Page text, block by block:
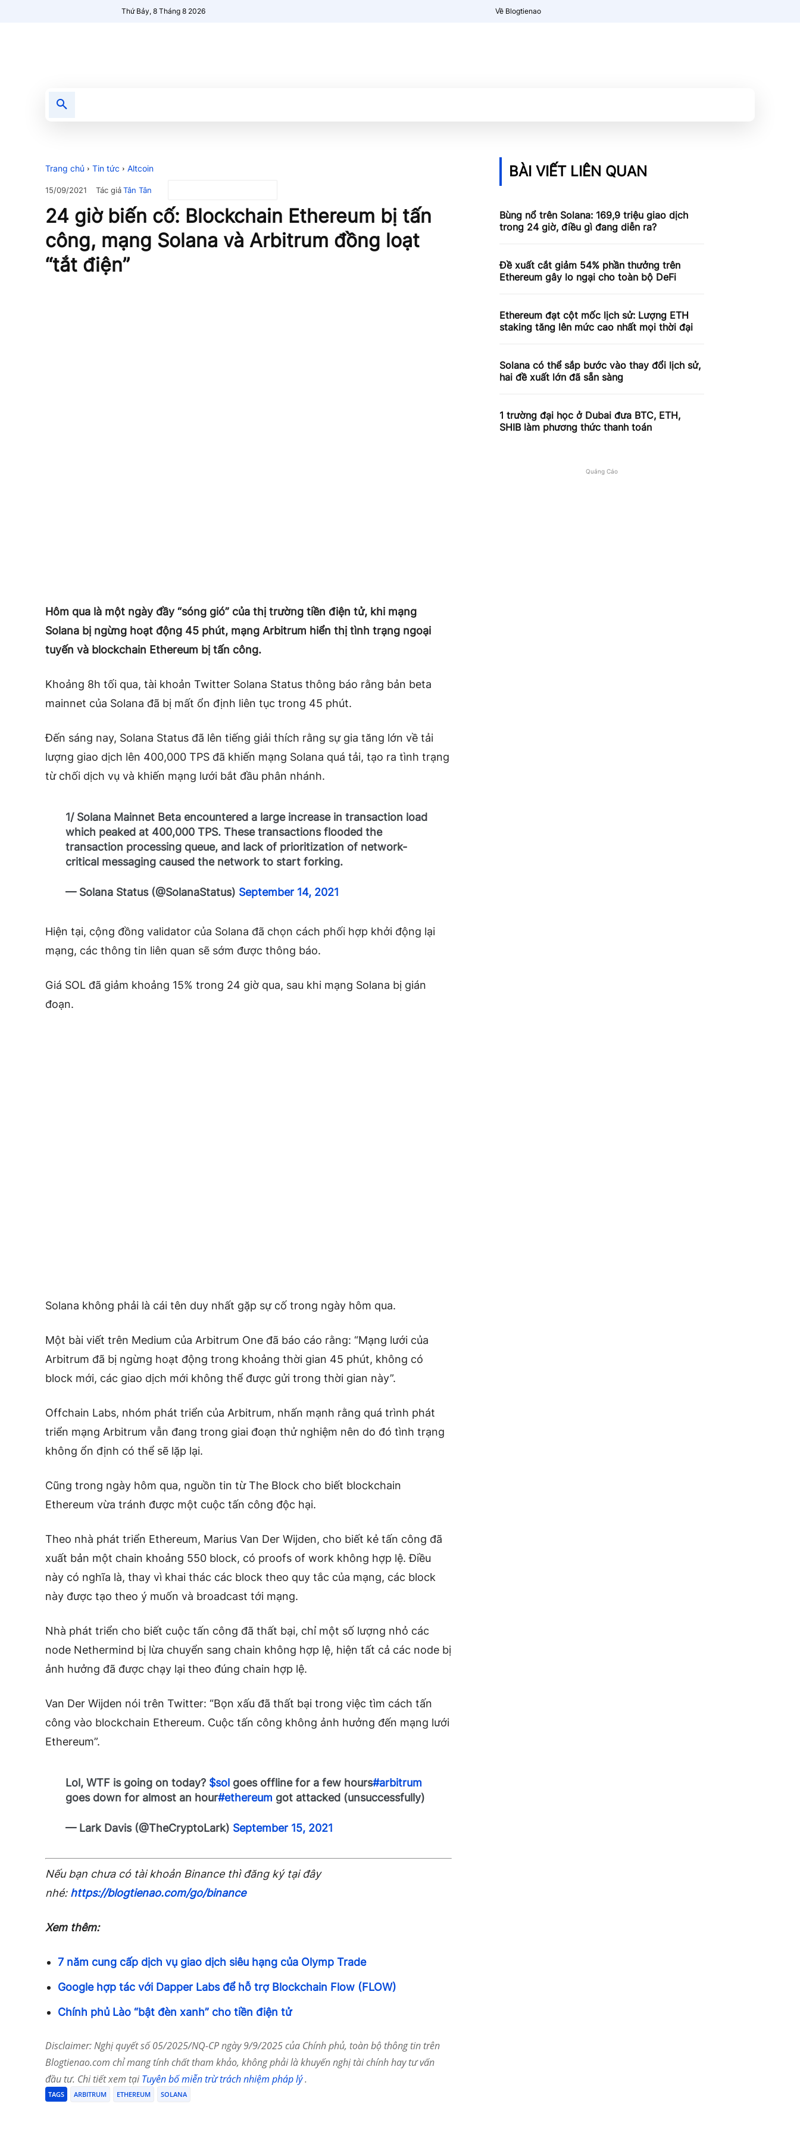
Thứ Bảy, 8 Tháng 8 2026 Về Blogtienao
Trang chủ Tin tức Altcoin
15/09/2021 Tác giảTân Tân
24 giờ biến cố: Blockchain Ethereum bị tấn
công, mạng Solana và Arbitrum đồng loạt
“tắt điện”
Hôm qua là một ngày đầy “sóng gió” của thị trường tiền điện tử, khi mạng
Solana bị ngừng hoạt động 45 phút, mạng Arbitrum hiển thị tình trạng ngoại
tuyến và blockchain Ethereum bị tấn công.
Khoảng 8h tối qua, tài khoản Twitter Solana Status thông báo rằng bản beta
mainnet của Solana đã bị mất ổn định liên tục trong 45 phút.
Đến sáng nay, Solana Status đã lên tiếng giải thích rằng sự gia tăng lớn về tải
lượng giao dịch lên 400,000 TPS đã khiến mạng Solana quá tải, tạo ra tình trạng
từ chối dịch vụ và khiến mạng lưới bắt đầu phân nhánh.
1/ Solana Mainnet Beta encountered a large increase in transaction load
which peaked at 400,000 TPS. These transactions flooded the
transaction processing queue, and lack of prioritization of network-
critical messaging caused the network to start forking.
— Solana Status (@SolanaStatus) September 14, 2021
Hiện tại, cộng đồng validator của Solana đã chọn cách phối hợp khởi động lại
mạng, các thông tin liên quan sẽ sớm được thông báo.
Giá SOL đã giảm khoảng 15% trong 24 giờ qua, sau khi mạng Solana bị gián
đoạn.
Solana không phải là cái tên duy nhất gặp sự cố trong ngày hôm qua.
Một bài viết trên Medium của Arbitrum One đã báo cáo rằng: “Mạng lưới của
Arbitrum đã bị ngừng hoạt động trong khoảng thời gian 45 phút, không có
block mới, các giao dịch mới không thể được gửi trong thời gian này”.
Offchain Labs, nhóm phát triển của Arbitrum, nhấn mạnh rằng quá trình phát
triển mạng Arbitrum vẫn đang trong giai đoạn thử nghiệm nên do đó tình trạng
không ổn định có thể sẽ lặp lại.
Cũng trong ngày hôm qua, nguồn tin từ The Block cho biết blockchain
Ethereum vừa tránh được một cuộc tấn công độc hại.
Theo nhà phát triển Ethereum, Marius Van Der Wijden, cho biết kẻ tấn công đã
xuất bản một chain khoảng 550 block, có proofs of work không hợp lệ. Điều
này có nghĩa là, thay vì khai thác các block theo quy tắc của mạng, các block
này được tạo theo ý muốn và broadcast tới mạng.
Nhà phát triển cho biết cuộc tấn công đã thất bại, chỉ một số lượng nhỏ các
node Nethermind bị lừa chuyển sang chain không hợp lệ, hiện tất cả các node bị
ảnh hưởng đã được chạy lại theo đúng chain hợp lệ.
Van Der Wijden nói trên Twitter: “Bọn xấu đã thất bại trong việc tìm cách tấn
công vào blockchain Ethereum. Cuộc tấn công không ảnh hưởng đến mạng lưới
Ethereum”.
Lol, WTF is going on today? $sol goes offline for a few hours#arbitrum
goes down for almost an hour#ethereum got attacked (unsuccessfully)
— Lark Davis (@TheCryptoLark) September 15, 2021
Nếu bạn chưa có tài khoản Binance thì đăng ký tại đây
nhé: https://blogtienao.com/go/binance
Xem thêm:
7 năm cung cấp dịch vụ giao dịch siêu hạng của Olymp Trade
Google hợp tác với Dapper Labs để hỗ trợ Blockchain Flow (FLOW)
Chính phủ Lào “bật đèn xanh” cho tiền điện tử
Disclaimer: Nghị quyết số 05/2025/NQ-CP ngày 9/9/2025 của Chính phủ, toàn bộ thông tin trên
Blogtienao.com chỉ mang tính chất tham khảo, không phải là khuyến nghị tài chính hay tư vấn
đầu tư. Chi tiết xem tạiTuyên bố miễn trừ trách nhiệm pháp lý.
TAGS ARBITRUM ETHEREUM SOLANA
BÀI VIẾT LIÊN QUAN
Bùng nổ trên Solana: 169,9 triệu giao dịch
trong 24 giờ, điều gì đang diễn ra?
Đề xuất cắt giảm 54% phần thưởng trên
Ethereum gây lo ngại cho toàn bộ DeFi
Ethereum đạt cột mốc lịch sử: Lượng ETH
staking tăng lên mức cao nhất mọi thời đại
Solana có thể sắp bước vào thay đổi lịch sử,
hai đề xuất lớn đã sẵn sàng
1 trường đại học ở Dubai đưa BTC, ETH,
SHIB làm phương thức thanh toán
Quảng Cáo